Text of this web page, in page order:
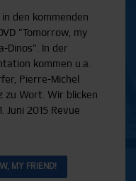
Trainingslager
Bunte HSV-Welt
Verein
alle Saisonspiele
und vieles
den kommenden
"Tomorrow, my
Dinos". In der
kommen u.a.
Pierre-Michel
zu Wort. Wir blicken
Juni 2015 Revue
MY FRIEND!